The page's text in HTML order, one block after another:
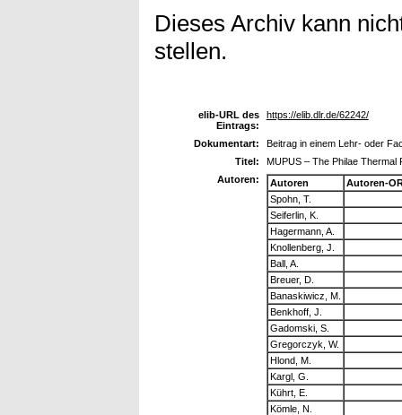
Dieses Archiv kann
stellen.
elib-URL des
Eintrags:
https://elib.dlr.de/62242/
Dokumentart:
Beitrag in einem Lehr- oder
Titel:
MUPUS – The Philae Thermal
Autoren:
Autoren
Autoren-
Spohn, T.
Seiferlin, K.
Hagermann, A.
Knollenberg, J.
Ball, A.
Breuer, D.
Banaskiwicz, M.
Benkhoff, J.
Gadomski, S.
Gregorczyk, W.
Hlond, M.
Kargl, G.
Kührt, E.
Kömle, N.